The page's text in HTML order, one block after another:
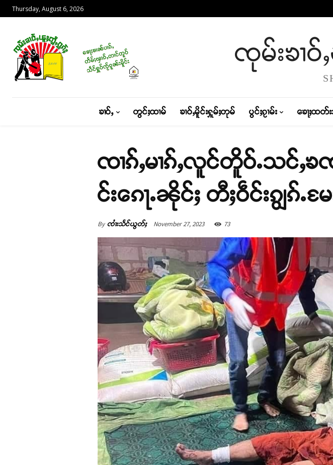
Thursday, August 6, 2026
ၸုမ်းၶၢဝ်
ၶၢဝ်ႇ တွင်ႈထၢမ် ၶၢဝ်ႇမိူင်းႁူမ်ႈတုမ် ပွင်ႈၵႂၢမ်း ၶေႃႈထတ်
ၸၢၵ်ႇမၢၵ်ႇလူင်တိူဝ်ႉသင်
င်းၵေႃႉၼိုင်ႈ တီႈဝဵင်းၵျွၵ်ႉမႄ
By ၸၢႆးသႅင်ယွတ်ႈ November 27, 2023 73